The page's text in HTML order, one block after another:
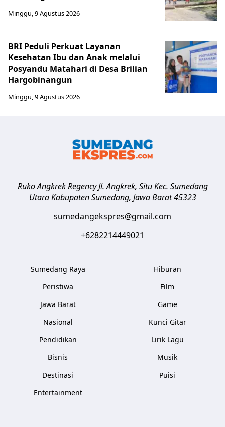
Minggu, 9 Agustus 2026
BRI Peduli Perkuat Layanan
Kesehatan Ibu dan Anak melalui
Posyandu Matahari di Desa Brilian
Hargobinangun
Minggu, 9 Agustus 2026
Ruko Angkrek Regency Jl. Angkrek, Situ Kec. Sumedang
Utara Kabupaten Sumedang, Jawa Barat 45323
sumedangekspres@gmail.com
+6282214449021
Sumedang Raya
Peristiwa
Jawa Barat
Nasional
Pendidikan
Bisnis
Destinasi
Entertainment
Hiburan
Film
Game
Kunci Gitar
Lirik Lagu
Musik
Puisi